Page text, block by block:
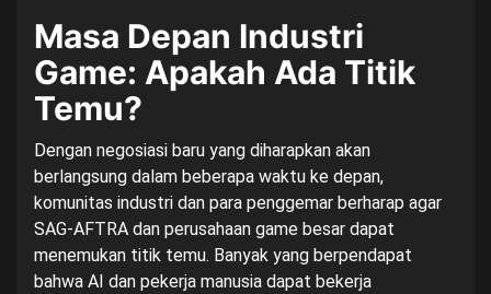
Masa Depan Industri
Game: Apakah Ada Titik
Temu?
Dengan negosiasi baru yang diharapkan akan
berlangsung dalam beberapa waktu ke depan,
komunitas industri dan para penggemar berharap agar
SAG-AFTRA dan perusahaan game besar dapat
menemukan titik temu. Banyak yang berpendapat
bahwa AI dan pekerja manusia dapat bekerja